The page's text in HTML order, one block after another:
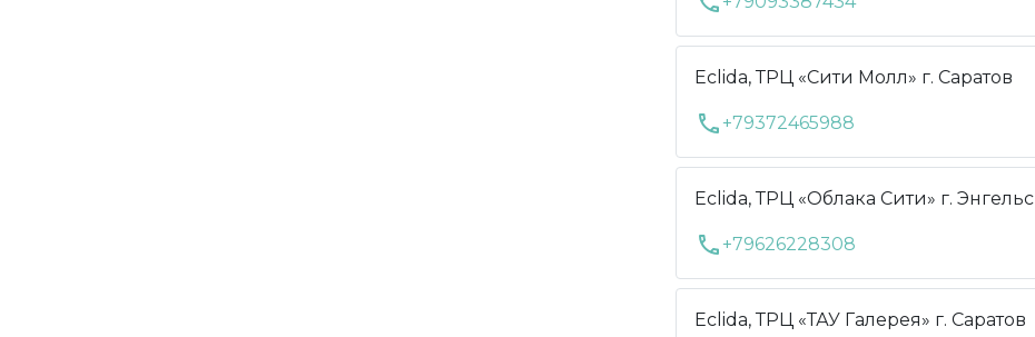
Eclida, ТРЦ «Сити Молл» г. Саратов
call +79372465988
Eclida, ТРЦ «Облака Сити» г. Энгельс
call +79626228308
Eclida, ТРЦ «ТАУ Галерея» г. Саратов